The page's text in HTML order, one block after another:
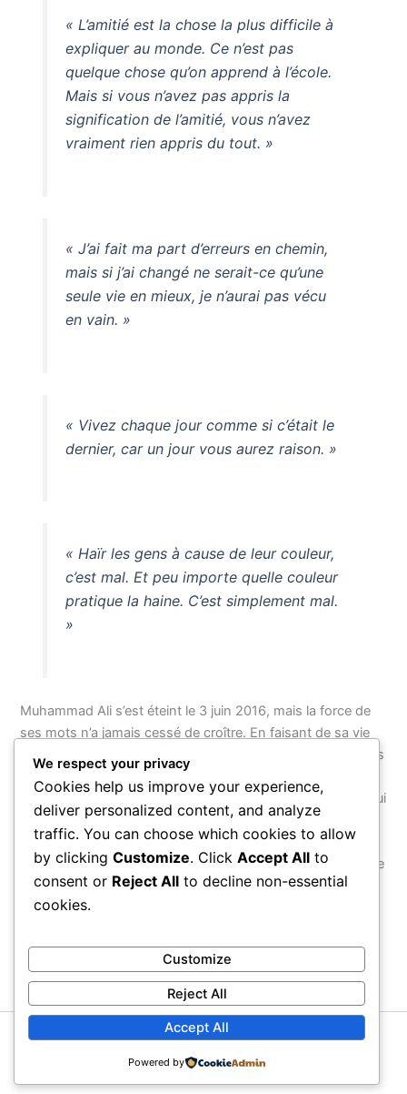
« L’amitié est la chose la plus difficile à
expliquer au monde. Ce n’est pas
quelque chose qu’on apprend à l’école.
Mais si vous n’avez pas appris la
signification de l’amitié, vous n’avez
vraiment rien appris du tout. »
« J’ai fait ma part d’erreurs en chemin,
mais si j’ai changé ne serait-ce qu’une
seule vie en mieux, je n’aurai pas vécu
en vain. »
« Vivez chaque jour comme si c’était le
dernier, car un jour vous aurez raison. »
« Haïr les gens à cause de leur couleur,
c’est mal. Et peu importe quelle couleur
pratique la haine. C’est simplement mal.
»
Muhammad Ali s’est éteint le 3 juin 2016, mais la force de
ses mots n’a jamais cessé de croître. En faisant de sa vie
entière — de son nom à ses combats, de sa foi à son refus
d’obéir à une guerre injuste — un acte de résistance
cohérent, il a montré que le véritable courage n’est pas celui
que l’on exerce dans une arène, mais celui que l’on
manifeste face au monde. Ses citations survivront parce
qu’elles ne parlent pas d’un homme : elles parlent de ce que
chaque être humain peut choisir d’être.
PRÉCÉDENT SUIVANT
Copyright © 2026 Proverbial
We respect your privacy
Cookies help us improve your experience,
deliver personalized content, and analyze
traffic. You can choose which cookies to allow
by clicking Customize. Click Accept All to
consent or Reject All to decline non-essential
cookies.
Customize
Reject All
Accept All
Powered by